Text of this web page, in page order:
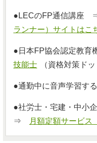
●LECのFP通信講
ランナー）サイトはこ
●日本FP協会認定教
技能士
（資格対策ドッ
●通勤中に音声学習
●社労士・宅建・中小
⇒
月額定額サービス